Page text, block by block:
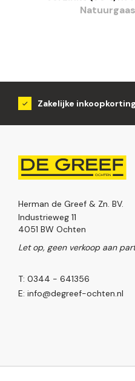
Natuurgaas
Zakelijke inkoopkorting
Herman de Greef & Zn. BV.
Industrieweg 11
4051 BW Ochten
Let op, geen verkoop aan
T: 0344 - 641356
E: info@degreef-ochten.nl